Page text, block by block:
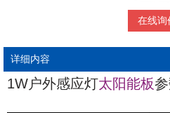
在线询
详细内容
1W户外感应灯太阳能板